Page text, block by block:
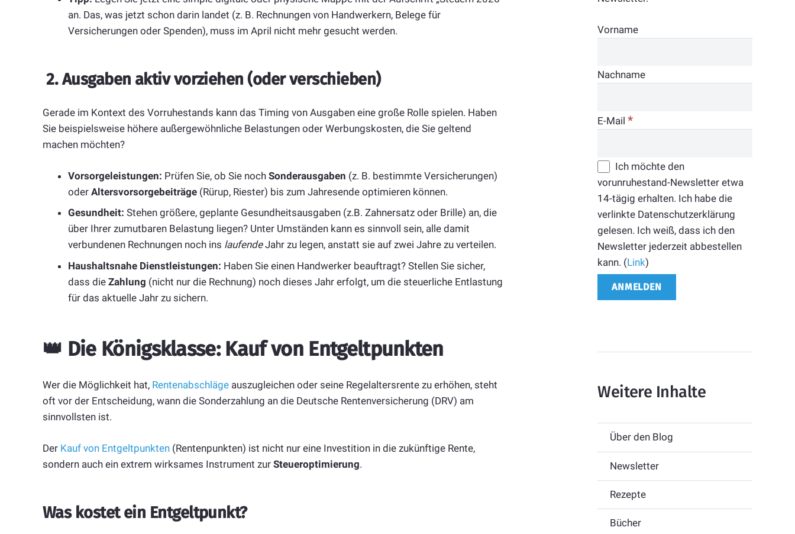
an. Das, was jetzt schon darin landet (z. B. Rechnungen von Handwerkern, Belege für
Versicherungen oder Spenden), muss im April nicht mehr gesucht werden.
2.Ausgaben aktiv vorziehen (oder verschieben)
Gerade im Kontext des Vorruhestands kann das Timing von Ausgaben eine große Rolle spielen. Haben
Sie beispielsweise höhere außergewöhnliche Belastungen oder Werbungskosten, die Sie geltend
machen möchten?
Vorsorgeleistungen: Prüfen Sie, ob Sie noch Sonderausgaben (z. B. bestimmte Versicherungen)
oder Altersvorsorgebeiträge(Rürup, Riester) bis zum Jahresende optimieren können.
Gesundheit: Stehen größere, geplante Gesundheitsausgaben (z.B. Zahnersatz oder Brille) an, die
über Ihrer zumutbaren Belastung liegen? Unter Umständen kann es sinnvoll sein, alle damit
verbundenen Rechnungen noch ins laufendeJahr zu legen, anstatt sie auf zwei Jahre zu verteilen.
Haushaltsnahe Dienstleistungen: Haben Sie einen Handwerker beauftragt? Stellen Sie sicher,
dass die Zahlung (nicht nur die Rechnung) noch dieses Jahr erfolgt, um die steuerliche Entlastung
für das aktuelle Jahr zu sichern.
👑 Die Königsklasse: Kauf von Entgeltpunkten
Wer die Möglichkeit hat, Rentenabschläge auszugleichen oder seine Regelaltersrente zu erhöhen, steht
oft vor der Entscheidung, wann die Sonderzahlung an die Deutsche Rentenversicherung (DRV) am
sinnvollsten ist.
Der Kauf von Entgeltpunkten (Rentenpunkten) ist nicht nur eine Investition in die zukünftige Rente,
sondern auch ein extrem wirksames Instrument zur Steueroptimierung.
Was kostet ein Entgeltpunkt?
Vorname
Nachname
E-Mail*
Ich möchte den
vorunruhestand-Newsletter etwa
14-tägig erhalten. Ich habe die
verlinkte Datenschutzerklärung
gelesen. Ich weiß, dass ich den
Newsletter jederzeit abbestellen
kann. (Link)
Weitere Inhalte
Über den Blog
Newsletter
Rezepte
Bücher